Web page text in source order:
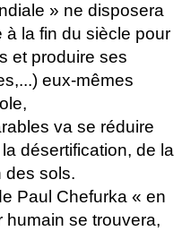
» ne disposera
la fin du siècle pour
et produire ses
eux-mêmes
va se réduire
désertification, de la
des sols.
Paul Chefurka « en
humain se trouvera,